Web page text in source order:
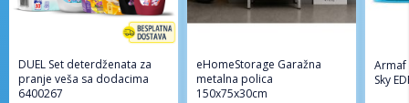
DUEL Set deterdženata za
pranje veša sa dodacima
6400267
eHomeStorage Garažna
metalna polica
150x75x30cm
Armaf
Sky